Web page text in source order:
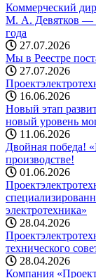
Коммерческий
М. А. Девятков —
года
27.07.2026
Мы в Реестре
27.07.2026
16.06.2026
Новый этап
новый уровень
11.06.2026
Двойная победа!
производстве!
01.06.2026
электротехника»
28.04.2026
технического
28.04.2026
Компания